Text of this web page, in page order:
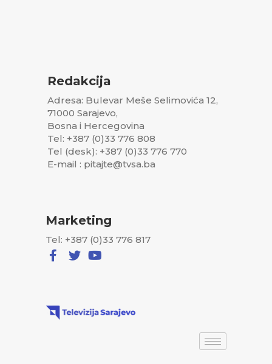
Redakcija
Adresa: Bulevar Meše Selimovića 12,
71000 Sarajevo,
Bosna i Hercegovina
Tel: +387 (0)33 776 808
Tel (desk): +387 (0)33 776 770
E-mail : pitajte@tvsa.ba
Marketing
Tel: +387 (0)33 776 817